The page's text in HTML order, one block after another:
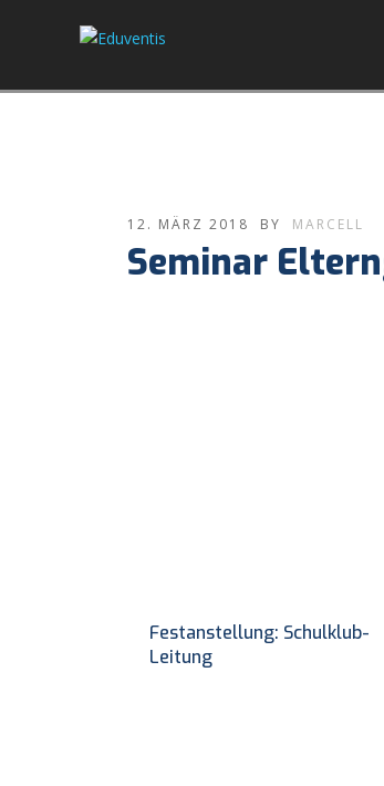
12. MÄRZ 2018 BY MARCELL
Seminar
Festanstellung: Schulklub-
Leitung